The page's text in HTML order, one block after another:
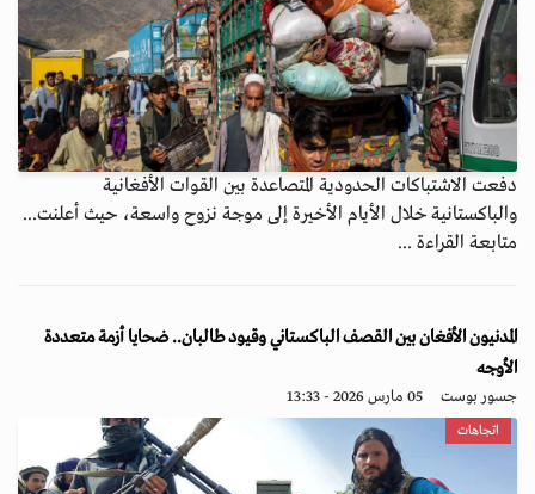
دفعت الاشتباكات الحدودية المتصاعدة بين القوات الأفغانية
والباكستانية خلال الأيام الأخيرة إلى موجة نزوح واسعة، حيث أعلنت...
متابعة القراءة ...
المدنيون الأفغان بين القصف الباكستاني وقيود طالبان.. ضحايا أزمة متعددة
الأوجه
جسور بوست 05 مارس 2026 - 13:33
اتجاهات